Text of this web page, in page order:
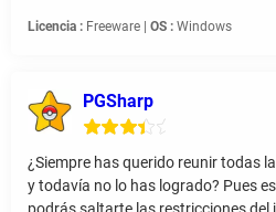
Licencia : Freeware | OS : Windows
PGSharp
¿Siempre has querido reunir todas
y todavía no lo has logrado? Pues